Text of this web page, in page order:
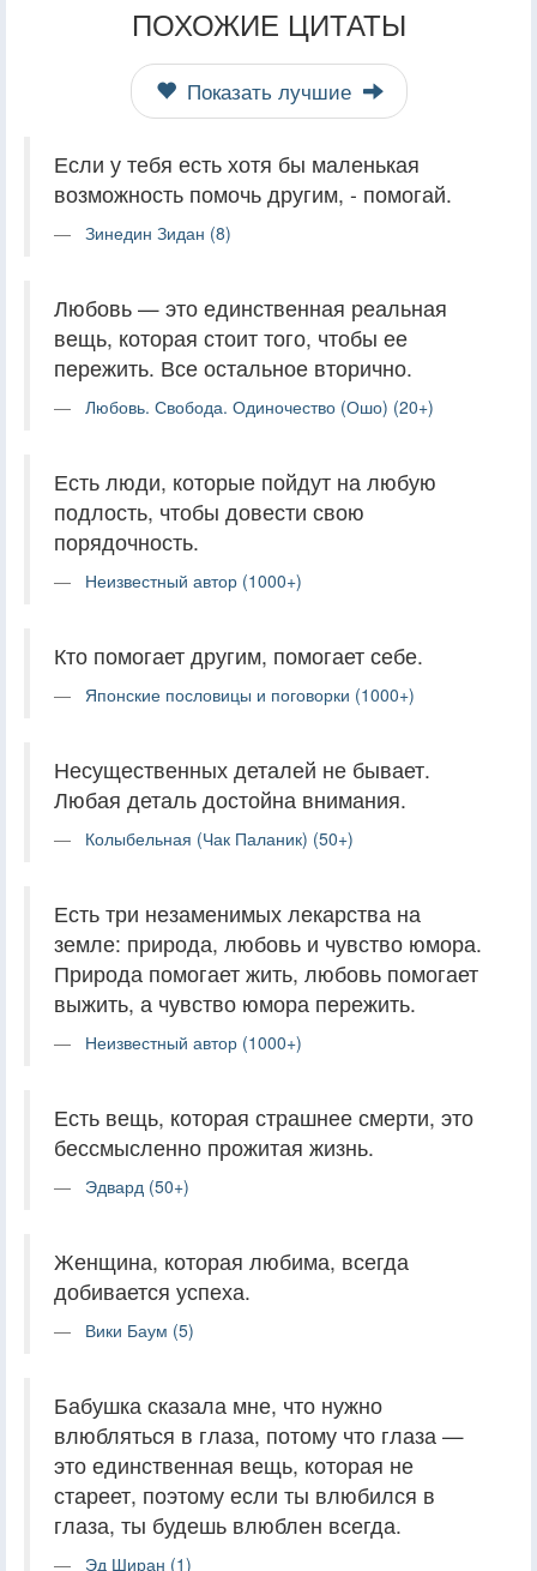
ПОХОЖИЕ ЦИТАТЫ
Показать лучшие
Если у тебя есть хотя бы маленькая
возможность помочь другим, - помогай.
Зинедин Зидан (8)
Любовь — это единственная реальная
вещь, которая стоит того, чтобы ее
пережить. Все остальное вторично.
Любовь. Свобода. Одиночество (Ошо) (20+)
Есть люди, которые пойдут на любую
подлость, чтобы довести свою
порядочность.
Неизвестный автор (1000+)
Кто помогает другим, помогает себе.
Японские пословицы и поговорки (1000+)
Несущественных деталей не бывает.
Любая деталь достойна внимания.
Колыбельная (Чак Паланик) (50+)
Есть три незаменимых лекарства на
земле: природа, любовь и чувство юмора.
Природа помогает жить, любовь помогает
выжить, а чувство юмора пережить.
Неизвестный автор (1000+)
Есть вещь, которая страшнее смерти, это
бессмысленно прожитая жизнь.
Эдвард (50+)
Женщина, которая любима, всегда
добивается успеха.
Вики Баум (5)
Бабушка сказала мне, что нужно
влюбляться в глаза, потому что глаза —
это единственная вещь, которая не
стареет, поэтому если ты влюбился в
глаза, ты будешь влюблен всегда.
Эд Ширан (1)